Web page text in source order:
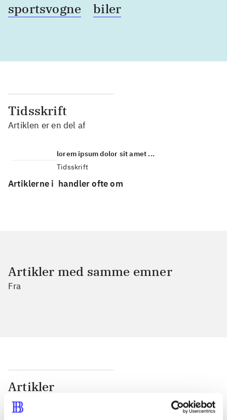
sportsvogne
biler
Tidsskrift
Artiklen er en del af
lorem ipsum dolor sit amet ...
Tidsskrift
Artiklerne i handler ofte om
Artikler med samme emner
Fra
Artikler
Alle registrerede artikler fordelt på udgivelser